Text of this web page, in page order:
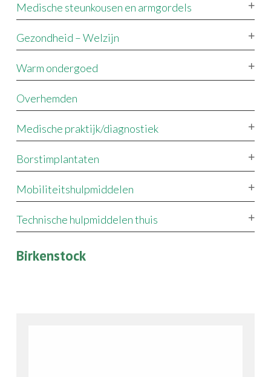
Medische steunkousen en armgordels
Gezondheid – Welzijn
Warm ondergoed
Overhemden
Medische praktijk/diagnostiek
Borstimplantaten
Mobiliteitshulpmiddelen
Technische hulpmiddelen thuis
Birkenstock